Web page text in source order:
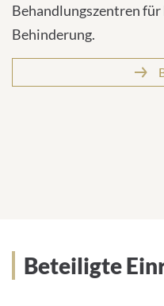
Behandlungszentren
Behinderung.
Beteiligte